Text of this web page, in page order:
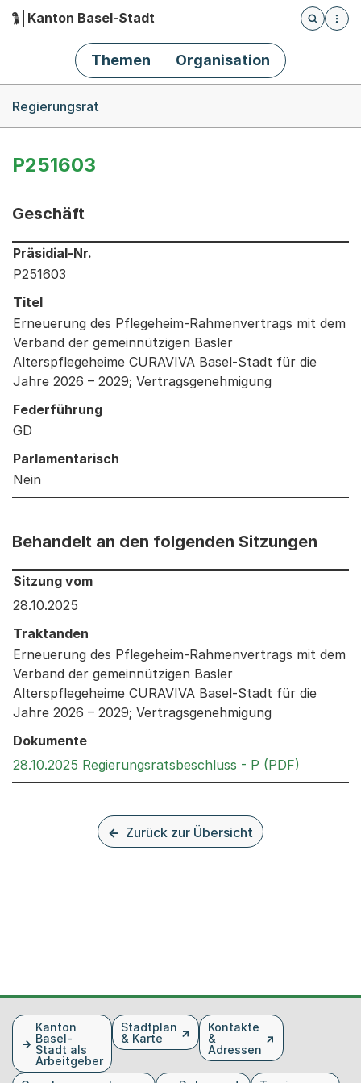
Hauptnavigation
Kanton Basel-Stadt
Öffnet
Themen Organisation
Regierungsrat
P251603
Geschäft
Informationen zum Ausgewählten Geschäft
Präsidial-Nr.
P251603
Titel
Erneuerung des Pflegeheim-Rahmenvertrags mit dem
Verband der gemeinnützigen Basler
Alterspflegeheime CURAVIVA Basel-Stadt für die
Jahre 2026 – 2029; Vertragsgenehmigung
Federführung
GD
Parlamentarisch
Nein
Behandelt an den folgenden Sitzungen
Behandelt an den folgenden Sitzungen: Informationen
Sitzung vom
28.10.2025
Traktanden
Erneuerung des Pflegeheim-Rahmenvertrags mit dem
Verband der gemeinnützigen Basler
Alterspflegeheime CURAVIVA Basel-Stadt für die
Jahre 2026 – 2029; Vertragsgenehmigung
Dokumente
28.10.2025 Regierungsratsbeschluss - P (PDF)
Zurück zur Übersicht
FusszeileKanton
Basel-
Stadt als
Arbeitgeber
Stadtplan
& Karte
Kontakte
&
Adressen